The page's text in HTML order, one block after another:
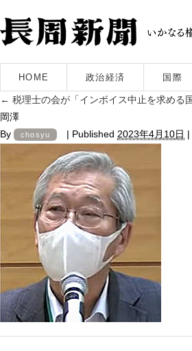
HOME 政治経済 国際
← 税理士の会が「インボイス中止を求め
岡澤
By
chosyu | Published 2023年4月10日 |